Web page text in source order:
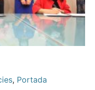
, Portada